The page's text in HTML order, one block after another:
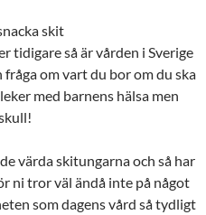
skit
tidigare så är vården i Sverige
om vart du bor om du ska
med barnens hälsa men
värda skitungarna och så har
ni tror väl ändå inte på något
som dagens vård så tydligt